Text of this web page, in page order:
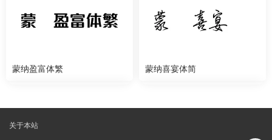
蒙纳盈富体繁 蒙纳喜宴体简
关于本站